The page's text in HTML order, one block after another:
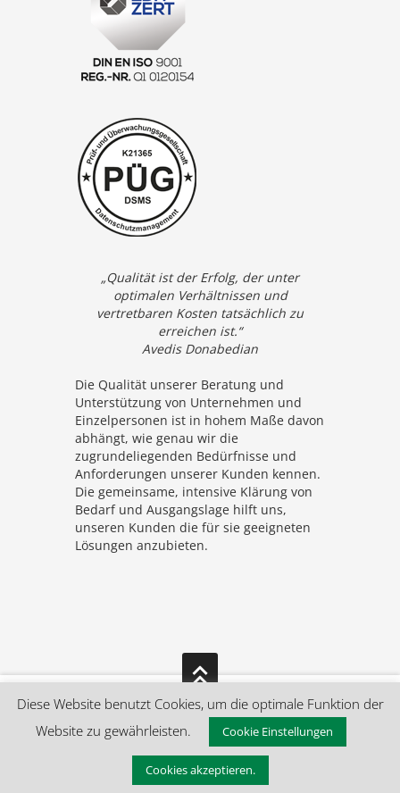
„Qualität ist der Erfolg, der unter
optimalen Verhältnissen und
vertretbaren Kosten tatsächlich zu
erreichen ist.“
Avedis Donabedian
Die Qualität unserer Beratung und
Unterstützung von Unterneh­men und
Einzelpersonen ist in hohem Maße davon
abhängt, wie genau wir die
zugrundeliegenden Bedürfnisse und
Anforderungen unserer Kunden kennen.
Die gemeinsame, intensive Klärung von
Bedarf und Ausgangslage hilft uns,
unseren Kunden die für sie geeigneten
Lösungen anzubieten.
AV-VERTRÄGE|
DATENSCHUTZ|KUNDEN-DATENSCHUTZ
|WIDERRUFSBELEHRUNG
Diese Website benutzt Cookies, um die optimale Funktion der
Website zu gewährleisten.
Cookie Einstellungen
Cookies akzeptieren.